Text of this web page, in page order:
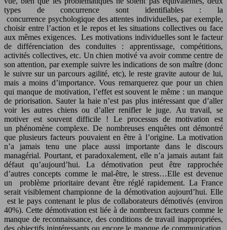
types de concurrence sont identifiables : la
concurrence psychologique des attentes individuelles, par exemple,
choisir entre l’action et le repos et les situations collectives ou face
aux mêmes exigences. Les motivations individuelles sont le facteur
de différenciation des conduites : apprentissage, compétitions,
activités collectives, etc. Un chien motivé va avoir comme centre de
son attention, par exemple suivre les indications de son maître (donc
le suivre sur un parcours agilité, etc), le reste gravite autour de lui,
mais a moins d’importance. Vous remarquerez que pour un chien
qui manque de motivation, l’effet est souvent le même : un manque
de priorisation. Sauter la haie n’est pas plus intéressant que d’aller
voir les autres chiens ou d’aller renifler le juge. Au travail, se
motiver est souvent difficile ! Le processus de motivation est
un phénomène complexe. De nombreuses enquêtes ont démontré
que plusieurs facteurs pouvaient en être à l’origine. La motivation
n’a jamais tenu une place aussi importante dans le discours
managérial. Pourtant, et paradoxalement, elle n’a jamais autant fait
défaut qu’aujourd’hui. La démotivation peut être rapprochée
d’autres concepts comme le mal-être, le stress…Elle est devenue
un problème prioritaire devant être réglé rapidement. La France
serait visiblement championne de la démotivation aujourd’hui. Elle
est le pays contenant le plus de collaborateurs démotivés (environ
40%). Cette démotivation est liée à de nombreux facteurs comme le
manque de reconnaissance, des conditions de travail inappropriées,
des objectifs inintéressants ou encore le manque de communication.